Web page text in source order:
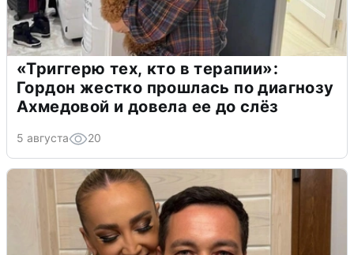
«Триггерю тех, кто в терапии»:
Гордон жестко прошлась по диагнозу
Ахмедовой и довела ее до слёз
5 августа 20